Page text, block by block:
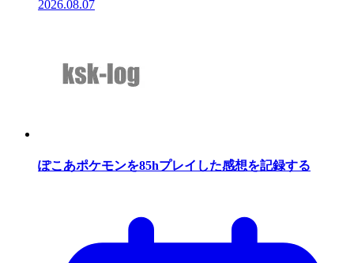
2026.08.07
ぽこあポケモンを85hプレイした感想を記録する